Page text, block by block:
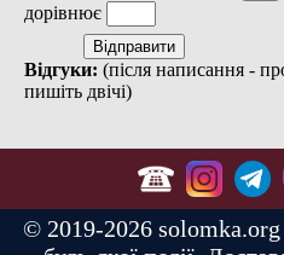
дорівнює
Відгуки: (після написання -
пишіть двічі)
© 2019-2026 solomka.org